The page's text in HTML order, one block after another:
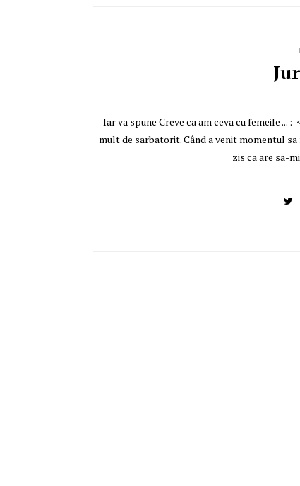
Iar va spune Creve ca am ceva cu femeile ...
mult de sarbatorit. Când a venit momentul
zis ca are sa-